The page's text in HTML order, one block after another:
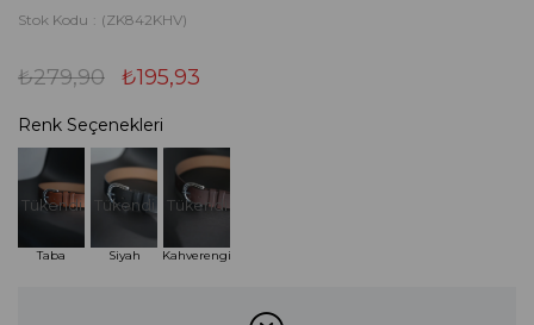
Stok Kodu (ZK842KHV)
₺279,90 ₺195,93
Renk Seçenekleri
Tükendi
Taba
Tükendi
Siyah
Tükendi
Kahverengi